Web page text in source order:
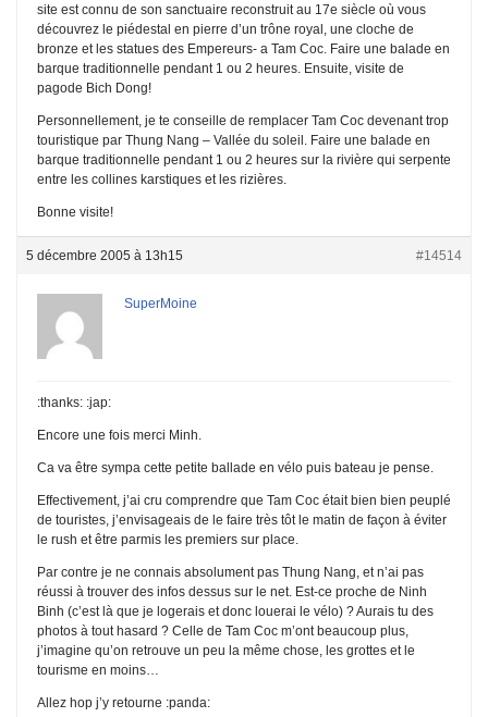
site est connu de son sanctuaire reconstruit au 17e siècle où vous
découvrez le piédestal en pierre d’un trône royal, une cloche de
bronze et les statues des Empereurs- a Tam Coc. Faire une balade en
barque traditionnelle pendant 1 ou 2 heures. Ensuite, visite de
pagode Bich Dong!
Personnellement, je te conseille de remplacer Tam Coc devenant trop
touristique par Thung Nang – Vallée du soleil. Faire une balade en
barque traditionnelle pendant 1 ou 2 heures sur la rivière qui serpente
entre les collines karstiques et les rizières.
Bonne visite!
5 décembre 2005 à 13h15 #14514
SuperMoine
:thanks: :jap:
Encore une fois merci Minh.
Ca va être sympa cette petite ballade en vélo puis bateau je pense.
Effectivement, j’ai cru comprendre que Tam Coc était bien bien peuplé
de touristes, j’envisageais de le faire très tôt le matin de façon à éviter
le rush et être parmis les premiers sur place.
Par contre je ne connais absolument pas Thung Nang, et n’ai pas
réussi à trouver des infos dessus sur le net. Est-ce proche de Ninh
Binh (c’est là que je logerais et donc louerai le vélo) ? Aurais tu des
photos à tout hasard ? Celle de Tam Coc m’ont beaucoup plus,
j’imagine qu’on retrouve un peu la même chose, les grottes et le
tourisme en moins…
Allez hop j’y retourne :panda: